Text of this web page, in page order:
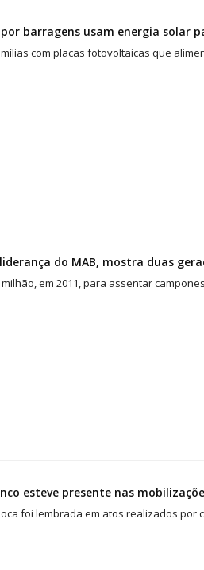
barragens usam energia solar
com placas fotovoltaicas que
do MAB, mostra duas
em 2011, para assentar
esteve presente nas
foi lembrada em atos realizados